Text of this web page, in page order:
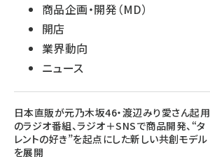
商品企画・開発（MD）
開店
業界動向
ニュース
日本直販が元乃木坂46・渡辺みり愛さん起用
のラジオ番組、ラジオ＋SNSで商品開発、“タ
レントの好き”を起点にした新しい共創モデル
を展開